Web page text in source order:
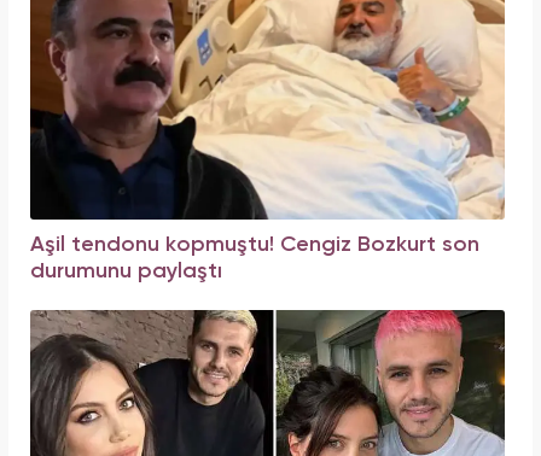
Aşil tendonu kopmuştu! Cengiz Bozkurt son
durumunu paylaştı